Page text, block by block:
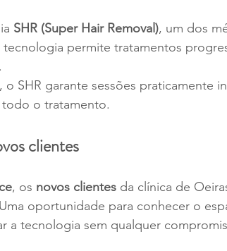
SHR (Super Hair Removal), um dos
tecnologia permite tratamentos
SHR garante sessões praticamente
o tratamento.
clientes
, os novos clientes da clínica de
oportunidade para conhecer o
a tecnologia sem qualquer